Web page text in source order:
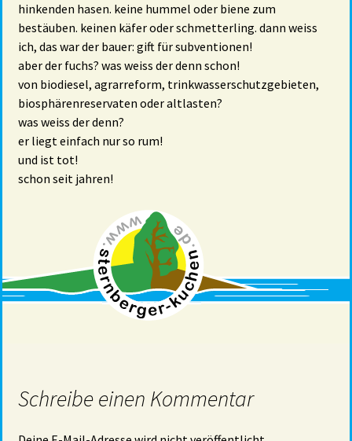
hinkenden hasen. keine hummel oder biene zum
bestäuben. keinen käfer oder schmetterling. dann weiss
ich, das war der bauer: gift für subventionen!
aber der fuchs? was weiss der denn schon!
von biodiesel, agrarreform, trinkwasserschutzgebieten,
biosphärenreservaten oder altlasten?
was weiss der denn?
er liegt einfach nur so rum!
und ist tot!
schon seit jahren!
Schreibe einen Kommentar